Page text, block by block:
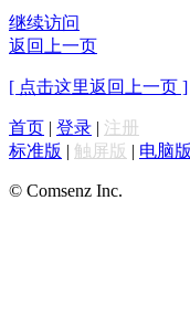
继续访问
返回上一页
[ 点击这里返回上一页 ]
首页 | 登录 | 注册
标准版 | 触屏版 | 电脑版
© Comsenz Inc.